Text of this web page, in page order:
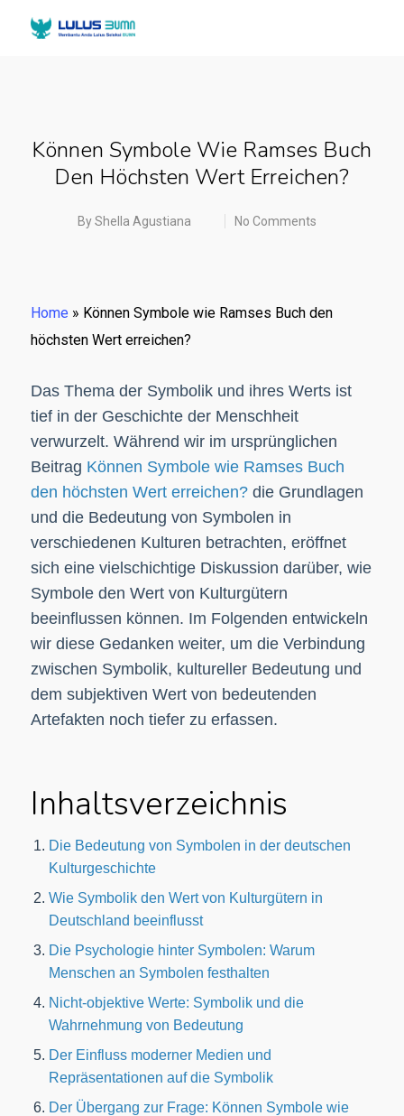
Können Symbole Wie Ramses Buch
Den Höchsten Wert Erreichen?
ByShella Agustiana No Comments
Home » Können Symbole wie Ramses Buch den
höchsten Wert erreichen?
Das Thema der Symbolik und ihres Werts ist
tief in der Geschichte der Menschheit
verwurzelt. Während wir im ursprünglichen
Beitrag Können Symbole wie Ramses Buch
den höchsten Wert erreichen?die Grundlagen
und die Bedeutung von Symbolen in
verschiedenen Kulturen betrachten, eröffnet
sich eine vielschichtige Diskussion darüber, wie
Symbole den Wert von Kulturgütern
beeinflussen können. Im Folgenden entwickeln
wir diese Gedanken weiter, um die Verbindung
zwischen Symbolik, kultureller Bedeutung und
dem subjektiven Wert von bedeutenden
Artefakten noch tiefer zu erfassen.
Inhaltsverzeichnis
Die Bedeutung von Symbolen in der deutschen
Kulturgeschichte
Wie Symbolik den Wert von Kulturgütern in
Deutschland beeinflusst
Die Psychologie hinter Symbolen: Warum
Menschen an Symbolen festhalten
Nicht-objektive Werte: Symbolik und die
Wahrnehmung von Bedeutung
Der Einfluss moderner Medien und
Repräsentationen auf die Symbolik
Der Übergang zur Frage: Können Symbole wie